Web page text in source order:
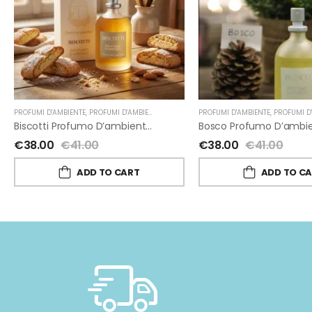
PROFUMI D'AMBIENTE, PROFUMI D'AMBIENTE FIORIRA' UN GIARDINO ,FIORIRA' UN
Biscotti Profumo D’ambiente Di Fiorirà Un Giardino
€38.00 €41.00
ADD TO CART
PROFUMI D'AMBIENTE, PROFUMI D'AMBIENTE
€38.00 €41.00
ADD TO